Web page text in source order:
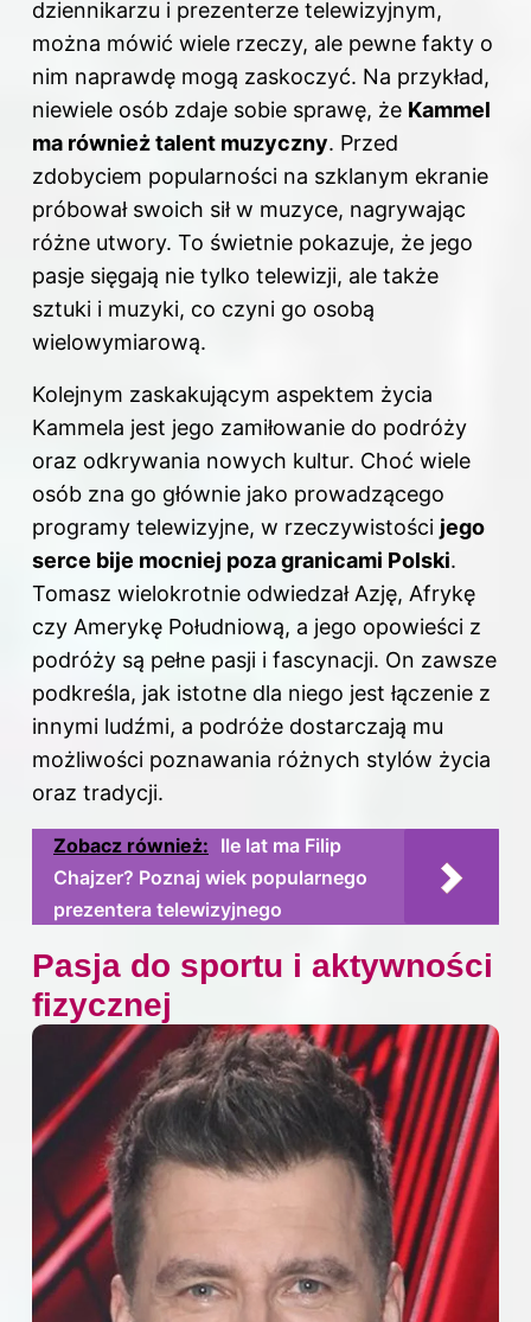
dziennikarzu i prezenterze telewizyjnym,
można mówić wiele rzeczy, ale pewne fakty o
nim naprawdę mogą zaskoczyć. Na przykład,
niewiele osób zdaje sobie sprawę, że Kammel
ma również talent muzyczny. Przed
zdobyciem popularności na szklanym ekranie
próbował swoich sił w muzyce, nagrywając
różne utwory. To świetnie pokazuje, że jego
pasje sięgają nie tylko telewizji, ale także
sztuki i muzyki, co czyni go osobą
wielowymiarową.
Kolejnym zaskakującym aspektem życia
Kammela jest jego zamiłowanie do podróży
oraz odkrywania nowych kultur. Choć wiele
osób zna go głównie jako prowadzącego
programy telewizyjne, w rzeczywistości jego
serce bije mocniej poza granicami Polski.
Tomasz wielokrotnie odwiedzał Azję, Afrykę
czy Amerykę Południową, a jego opowieści z
podróży są pełne pasji i fascynacji. On zawsze
podkreśla, jak istotne dla niego jest łączenie z
innymi ludźmi, a podróże dostarczają mu
możliwości poznawania różnych stylów życia
oraz tradycji.
Zobacz również: Ile lat ma Filip
Chajzer? Poznaj wiek popularnego
prezentera telewizyjnego
Pasja do sportu i aktywności
fizycznej